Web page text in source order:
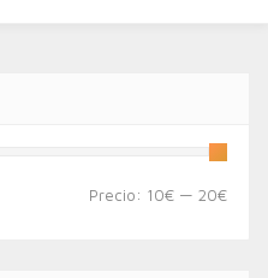
Precio: 10€ — 20€